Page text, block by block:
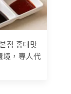
점 홍대맛
境，專人代